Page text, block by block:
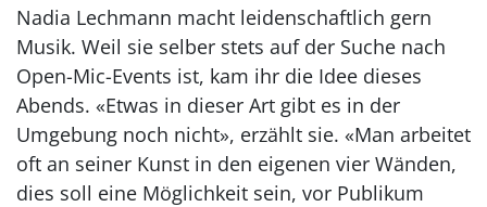
Nadia Lechmann macht leidenschaftlich gern
Musik. Weil sie selber stets auf der Suche nach
Open-Mic-Events ist, kam ihr die Idee dieses
Abends. «Etwas in dieser Art gibt es in der
Umgebung noch nicht», erzählt sie. «Man arbeitet
oft an seiner Kunst in den eigenen vier Wänden,
dies soll eine Möglichkeit sein, vor Publikum